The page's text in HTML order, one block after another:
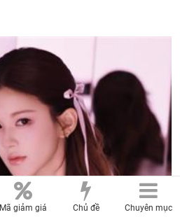
Mã giảm giá Chủ đề Chuyên mục